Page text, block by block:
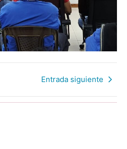
Entrada siguiente